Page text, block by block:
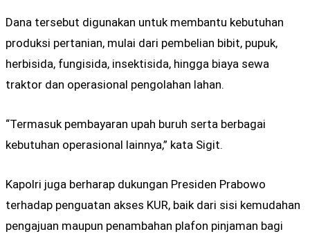
Dana tersebut digunakan untuk membantu kebutuhan
produksi pertanian, mulai dari pembelian bibit, pupuk,
herbisida, fungisida, insektisida, hingga biaya sewa
traktor dan operasional pengolahan lahan.
“Termasuk pembayaran upah buruh serta berbagai
kebutuhan operasional lainnya,” kata Sigit.
Kapolri juga berharap dukungan Presiden Prabowo
terhadap penguatan akses KUR, baik dari sisi kemudahan
pengajuan maupun penambahan plafon pinjaman bagi